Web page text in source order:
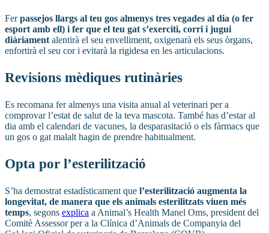
Ferpassejos llargs al teu gos almenys tres vegades al dia (o fer
esport amb ell) i fer que el teu gat s’exerciti, corri i jugui
diàriament alentirà el seu envelliment, oxigenarà els seus òrgans,
enfortirà el seu cor i evitarà la rigidesa en les articulacions.
Revisions mèdiques rutinàries
Es recomana fer almenys una visita anual al veterinari per a
comprovar l’estat de salut de la teva mascota. També has d’estar al
dia amb el calendari de vacunes, la desparasitació o els fàrmacs que
un gos o gat malalt hagin de prendre habitualment.
Opta por l’esterilització
S’ha demostrat estadísticament que l’esterilització augmenta la
longevitat, de manera que els animals esterilitzats viuen més
temps, segons explica a Animal’s Health Manel Oms, president del
Comitè Assessor per a la Clínica d’Animals de Companyia del